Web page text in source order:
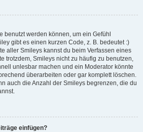
benutzt werden können, um ein Gefühl
gibt es einen kurzen Code, z. B. bedeutet :)
aller Smileys kannst du beim Verfassen eines
trotzdem, Smileys nicht zu häufig zu benutzen,
unlesbar machen und ein Moderator könnte
überarbeiten oder gar komplett löschen.
auch die Anzahl der Smileys begrenzen, die du
einfügen?